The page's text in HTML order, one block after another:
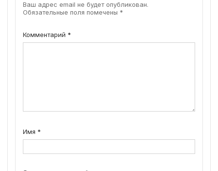
Ваш адрес email не будет опубликован.
Обязательные поля помечены *
Комментарий *
Имя *